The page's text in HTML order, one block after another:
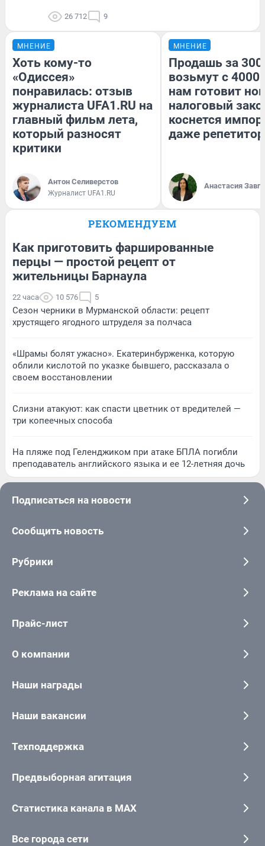
26 712 9
МНЕНИЕ
Хоть кому-то
«Одиссея»
понравилась: отзыв
журналиста UFA1.RU на
главный фильм лета,
который разносят
критики
Антон Селиверстов
Журналист UFA1.RU
МНЕНИЕ
Продашь за
возьмут с
нам готовит
налоговый
коснется
даже
Анастасия
РЕКОМЕНДУЕМ
Как приготовить фаршированные
перцы — простой рецепт от
жительницы Барнаула
22 часа 10 576 5
Сезон черники в Мурманской области: рецепт
хрустящего ягодного штруделя за полчаса
«Шрамы болят ужасно». Екатеринбурженка, которую
облили кислотой по указке бывшего, рассказала о
своем восстановлении
Слизни атакуют: как спасти цветник от вредителей —
три копеечных способа
На пляже под Геленджиком при атаке БПЛА погибли
преподаватель английского языка и ее 12-летняя дочь
Подписаться на новости
Сообщить новость
Рубрики
Реклама на сайте
Прайс-лист
О компании
Наши награды
Наши вакансии
Техподдержка
Предвыборная агитация
Статистика канала в MAX
Все города сети